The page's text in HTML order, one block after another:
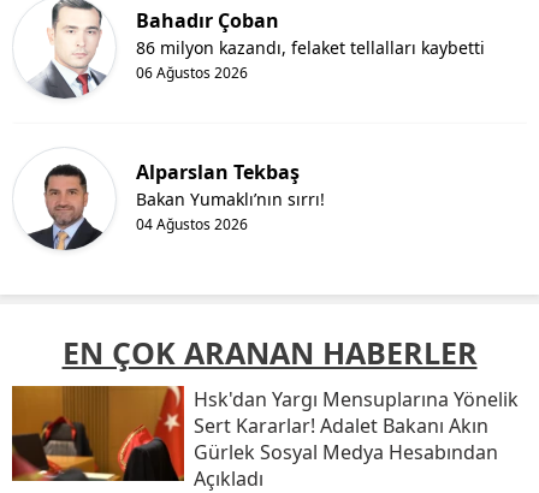
Bahadır Çoban
06 Ağustos 2026
86 milyon kazandı, felaket tellalları kaybetti
Alparslan Tekbaş
04 Ağustos 2026
Bakan Yumaklı’nın sırrı!
EN ÇOK ARANAN HABERLER
Hsk'dan Yargı Mensuplarına Yönelik
Sert Kararlar! Adalet Bakanı Akın
Gürlek Sosyal Medya Hesabından
Açıkladı